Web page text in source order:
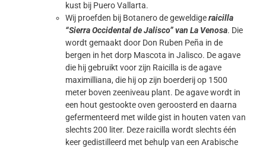
kust bij Puero Vallarta.
Wij proefden bij Botanero de geweldigeraicilla
“Sierra Occidental de Jalisco” van La Venosa. Die
wordt gemaakt door Don Ruben Peña in de
bergen in het dorp Mascota in Jalisco. De agave
die hij gebruikt voor zijn Raicilla is de agave
maximilliana, die hij op zijn boerderij op 1500
meter boven zeeniveau plant. De agave wordt in
een hout gestookte oven geroosterd en daarna
gefermenteerd met wilde gist in houten vaten van
slechts 200 liter. Deze raicilla wordt slechts één
keer gedistilleerd met behulp van een Arabische